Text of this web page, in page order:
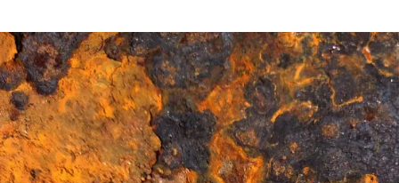
ongelma?" Mutta se olisi erittäin kallis virhe, koska
paineilmajärjestelmässä oleva kondenssi voi aiheuttaa
vahinkoa. Kaikki alkaa laitteista ja putkistosta.
lauhdevesi voi aiheuttaa korroosiota. Tällöin pienet
ruostehiukkaset voivat irrota, saastuttaa ilman ja
enemmän vahinkoa alavirran työkaluille ja laitteille. Ja
putkissa oleva vesi voi jäätyä, mikä voi vaurioittaa